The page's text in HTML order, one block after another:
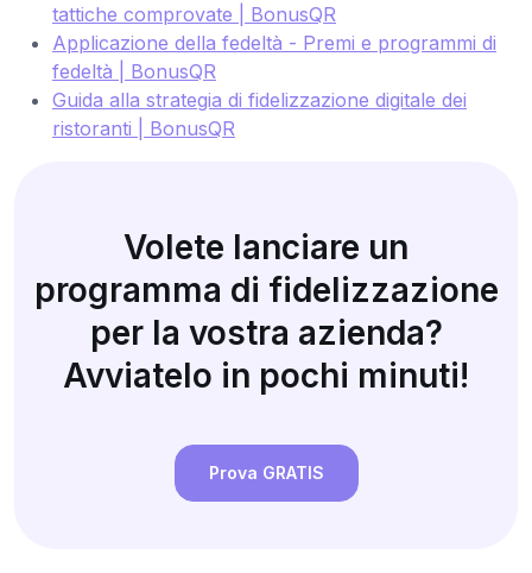
tattiche comprovate | BonusQR
Applicazione della fedeltà - Premi e programmi di
fedeltà | BonusQR
Guida alla strategia di fidelizzazione digitale dei
ristoranti | BonusQR
Volete lanciare un
programma di fidelizzazione
per la vostra azienda?
Avviatelo in pochi minuti!
Prova GRATIS